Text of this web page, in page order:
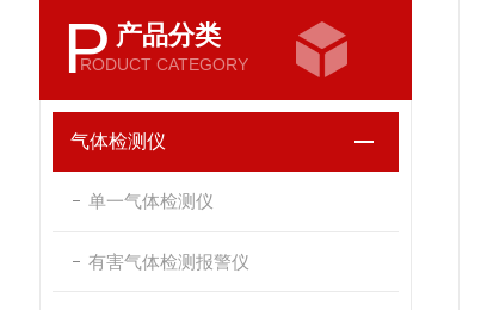
P 产品分类
RODUCT CATEGORY
气体检测仪
单一气体检测仪
有害气体检测报警仪